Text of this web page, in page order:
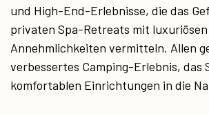
und High-End-Erlebnisse, die das
privaten Spa-Retreats mit luxuriösen
Annehmlichkeiten vermitteln. Allen
verbessertes Camping-Erlebnis, das
komfortablen Einrichtungen in die